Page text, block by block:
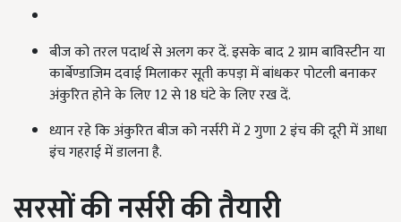
बीज को तरल पदार्थ से अलग कर दें. इसके बाद 2 ग्राम बाविस्टीन या
कार्बेण्डाजिम दवाई मिलाकर सूती कपड़ा में बांधकर पोटली बनाकर
अंकुरित होने के लिए 12 से 18 घंटे के लिए रख दें.
ध्यान रहे कि अंकुरित बीज को नर्सरी में 2 गुणा 2 इंच की दूरी में आधा
इंच गहराई में डालना है.
सरसों की नर्सरी की तैयारी